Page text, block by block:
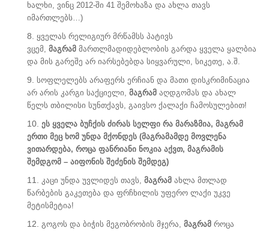
ხალხი, ვინც 2012-ში 41 შემოხაზა და ახლა თავს
იმართლებს…)
ყველას რელიგიურ მრწამსს პატივს
ვცემ, მაგრამ მართლმადიდებლობის გარდა ყველა ყალბია
და მის გარეშე არ იარსებებდა სიყვარული, სიკეთე, ა.შ.
სოფლელებს არაფერს ერჩიან და მათი დისკრიმინაცია
არ არის კარგი საქციელი, მაგრამ აღდგომას და ახალ
წელს თბილისი სუნთქავს, გაივსო ქალაქი ჩამოსულებით!
ეს ყველა ბუჩქის ძირას სელფი რა მარაზმია, მაგრამ
ერთი მეც ხომ უნდა მქონდეს (მაგრამამდე მოვლენა
ვითარდება, როცა ფანრიანი ნოკია აქვთ, მაგრამის
შემდგომ – აიფონის შეძენის შემდეგ)
კაცი უნდა უვლიდეს თავს, მაგრამ ახლა მთლად
წარბების გაკეთება და ფრჩხილის უფერო ლაქი უკვე
მეტისმეტია!
გოგოს და ბიჭის მეგობრობის მჯერა, მაგრამ როცა